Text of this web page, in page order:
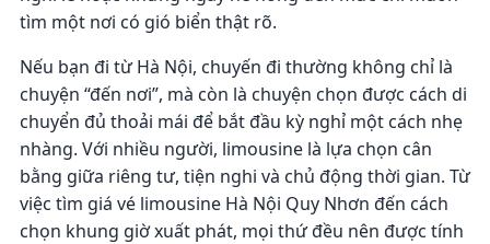
tìm một nơi có gió biển thật rõ.
Nếu bạn đi từ Hà Nội, chuyến đi thường không chỉ là
chuyện “đến nơi”, mà còn là chuyện chọn được cách di
chuyển đủ thoải mái để bắt đầu kỳ nghỉ một cách nhẹ
nhàng. Với nhiều người, limousine là lựa chọn cân
bằng giữa riêng tư, tiện nghi và chủ động thời gian. Từ
việc tìm giá vé limousine Hà Nội Quy Nhơn đến cách
chọn khung giờ xuất phát, mọi thứ đều nên được tính